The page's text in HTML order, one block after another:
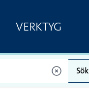
VERKTYG
Sök